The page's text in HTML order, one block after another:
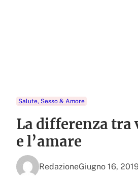
Salute, Sesso & Amore
La differenza tra
e l’amare
RedazioneGiugno 16,